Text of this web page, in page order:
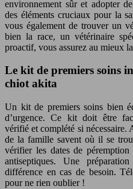
environnement sûr et adopter
des éléments cruciaux pour la
vous également de trouver un
bien la race, un vétérinaire
proactif, vous assurez au mieux
Le kit de premiers soins
chiot akita
Un kit de premiers soins bien
d’urgence. Ce kit doit être
vérifié et complété si nécessaire.
de la famille savent où il se
vérifier les dates de
antiseptiques. Une
différence en cas de besoin.
pour ne rien oublier !